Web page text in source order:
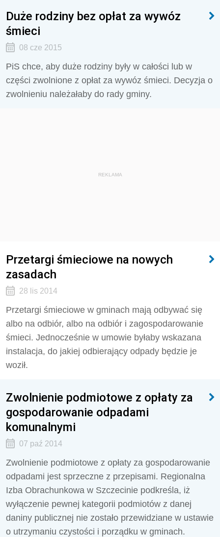
Duże rodziny bez opłat za wywóz
śmieci
08 cze 2015
PiS chce, aby duże rodziny były w całości lub w
części zwolnione z opłat za wywóz śmieci. Decyzja o
zwolnieniu należałaby do rady gminy.
REKLAMA
Przetargi śmieciowe na nowych
zasadach
28 lis 2014
Przetargi śmieciowe w gminach mają odbywać się
albo na odbiór, albo na odbiór i zagospodarowanie
śmieci. Jednocześnie w umowie byłaby wskazana
instalacja, do jakiej odbierający odpady będzie je
woził.
Zwolnienie podmiotowe z opłaty za
gospodarowanie odpadami
komunalnymi
07 paź 2014
Zwolnienie podmiotowe z opłaty za gospodarowanie
odpadami jest sprzeczne z przepisami. Regionalna
Izba Obrachunkowa w Szczecinie podkreśla, iż
wyłączenie pewnej kategorii podmiotów z danej
daniny publicznej nie zostało przewidziane w ustawie
o utrzymaniu czystości i porządku w gminach.